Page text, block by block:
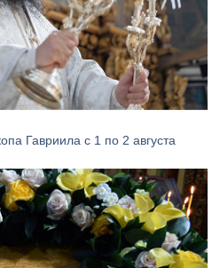
Гавриила с 1 по 2 августа